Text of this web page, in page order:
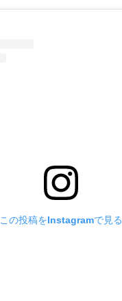
この投稿をInstagramで見る